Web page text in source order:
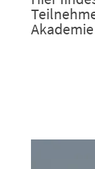
Akademie